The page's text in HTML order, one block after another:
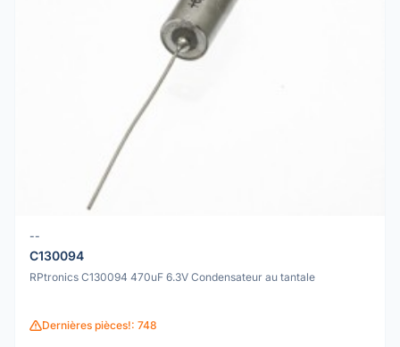
--
C130094
RPtronics C130094 470uF 6.3V Condensateur au tantale
Dernières pièces!: 748